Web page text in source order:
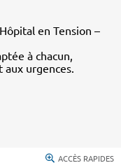
en Tension –
à chacun,
urgences.
ACCÈS RAPIDES